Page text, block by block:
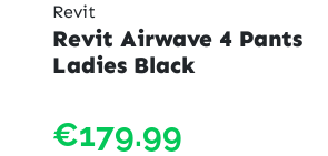
Revit
Revit Airwave 4 Pants
Ladies Black
€179.99